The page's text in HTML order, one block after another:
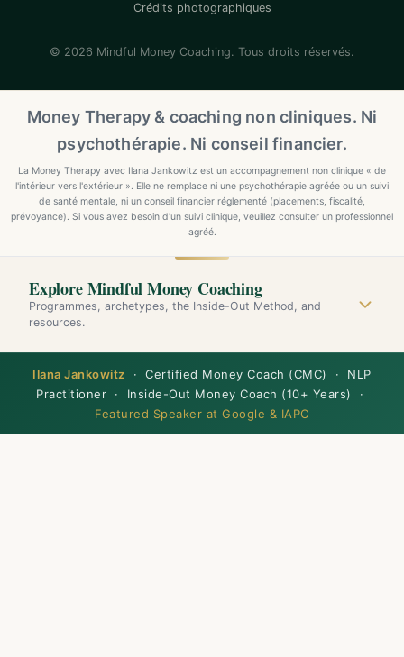
Crédits photographiques
© 2026 Mindful Money Coaching. Tous droits réservés.
Money Therapy & coaching non cliniques. Ni
psychothérapie. Ni conseil financier.
La Money Therapy avec Ilana Jankowitz est un accompagnement non clinique « de
l'intérieur vers l'extérieur ». Elle ne remplace ni une psychothérapie agréée ou un suivi
de santé mentale, ni un conseil financier réglementé (placements, fiscalité,
prévoyance). Si vous avez besoin d'un suivi clinique, veuillez consulter un professionnel
agréé.
Explore Mindful Money Coaching
Programmes, archetypes, the Inside-Out Method, and
resources.
Ilana Jankowitz · Certified Money Coach (CMC) · NLP
Practitioner · Inside-Out Money Coach (10+ Years) ·
Featured Speaker at Google & IAPC